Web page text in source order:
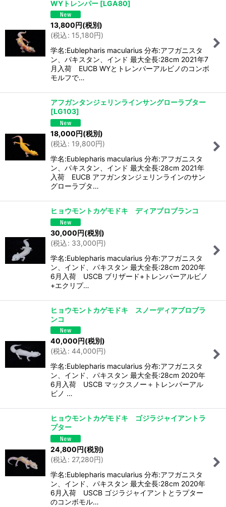
WYトレンパー [LGA80]
13,800円(税別)
(税込: 15,180円)
学名:Eublepharis macularius 分布:アフガニスタ
ン、パキスタン、インド 最大全長:28cm 2021年7
月入荷 EUCB WYとトレンパーアルビノのコンボ
モルフで…
アフガンタンジェリンラインサングローラプター
[LG103]
18,000円(税別)
(税込: 19,800円)
学名:Eublepharis macularius 分布:アフガニスタ
ン、パキスタン、インド 最大全長:28cm 2021年
入荷 EUCB アフガンタンジェリンラインのサン
グローラプタ…
ヒョウモントカゲモドキ ディアブロブランコ
30,000円(税別)
(税込: 33,000円)
学名:Eublepharis macularius 分布:アフガニスタ
ン、インド、パキスタン 最大全長:28cm 2020年
6月入荷 USCB ブリザード+トレンパーアルビノ
+エクリプ…
ヒョウモントカゲモドキ スノーディアブロブラ
ンコ
40,000円(税別)
(税込: 44,000円)
学名:Eublepharis macularius 分布:アフガニスタ
ン、インド、パキスタン 最大全長:28cm 2020年
6月入荷 USCB マックスノー＋トレンパーアル
ビノ …
ヒョウモントカゲモドキ ゴジラジャイアントラ
プター
24,800円(税別)
(税込: 27,280円)
学名:Eublepharis macularius 分布:アフガニスタ
ン、インド、パキスタン 最大全長:28cm 2020年
6月入荷 USCB ゴジラジャイアントとラプター
のコンボモル…